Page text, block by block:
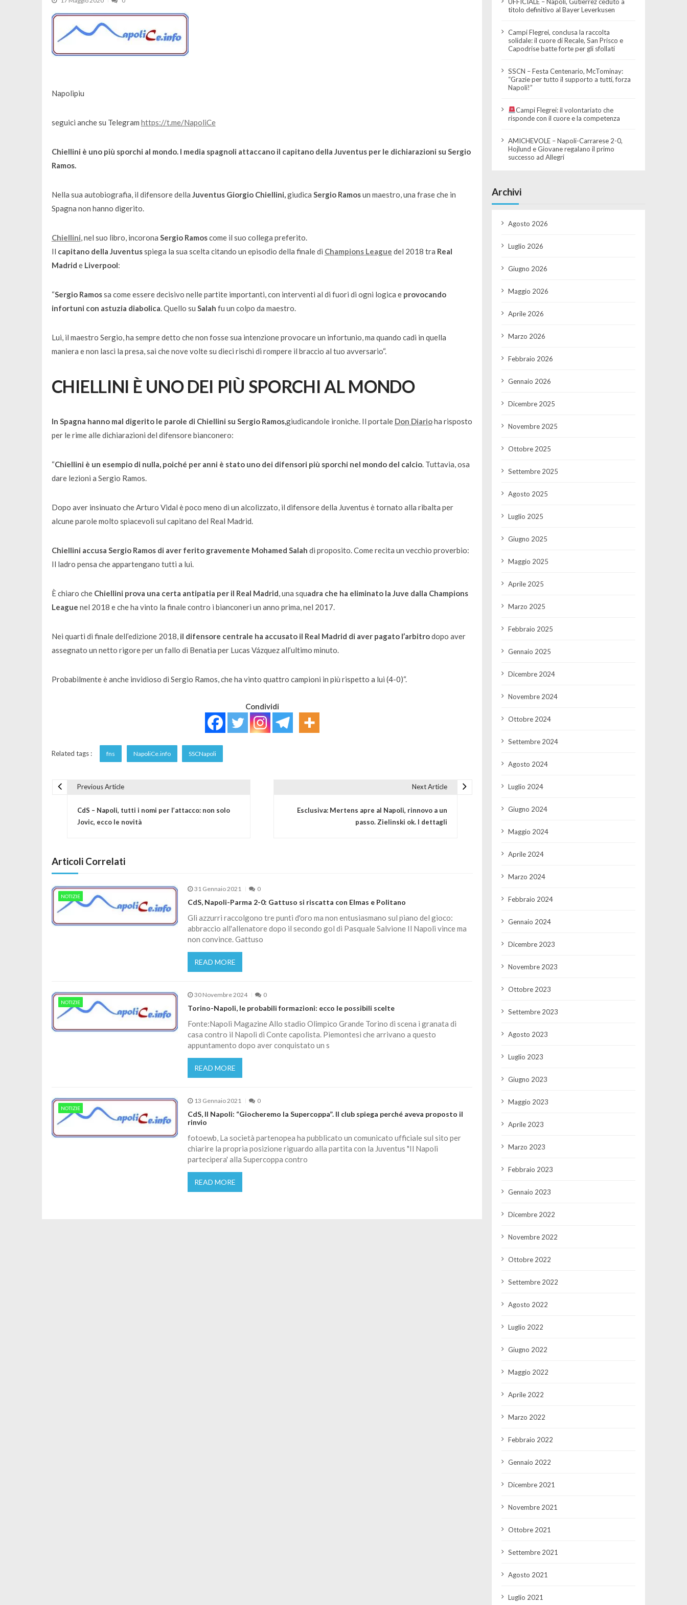
Napolipiu
seguici anche su Telegram https://t.me/NapoliCe
Chiellini è uno più sporchi al mondo. I media spagnoli attaccano il capitano della Juventus per le dichiarazioni su Sergio
Ramos.
Nella sua autobiografia, il difensore della Juventus Giorgio Chiellini,giudica Sergio Ramosun maestro, una frase che in
Spagna non hanno digerito.
Chiellini, nel suo libro, incorona Sergio Ramoscome il suo collega preferito.
Il capitano della Juventusspiega la sua scelta citando un episodio della finale di Champions League del 2018 tra Real
Madrid e Liverpool:
“Sergio Ramossa come essere decisivo nelle partite importanti, con interventi al di fuori di ogni logica eprovocando
infortuni con astuzia diabolica. Quello su Salah fu un colpo da maestro.
Lui, il maestro Sergio, ha sempre detto che non fosse sua intenzione provocare un infortunio, ma quando cadi in quella
maniera e non lasci la presa, sai che nove volte su dieci rischi di rompere il braccio al tuo avversario“.
CHIELLINI È UNO DEI PIÙ SPORCHI AL MONDO
In Spagna hanno mal digerito le parole di Chiellini su Sergio Ramos,giudicandole ironiche. Il portale Don Diarioha risposto
per le rime alle dichiarazioni del difensore bianconero:
“Chiellini è un esempio di nulla, poiché per anni è stato uno dei difensori più sporchi nel mondo del calcio. Tuttavia, osa
dare lezioni a Sergio Ramos.
Dopo aver insinuato che Arturo Vidal è poco meno di un alcolizzato, il difensore della Juventus è tornato alla ribalta per
alcune parole molto spiacevoli sul capitano del Real Madrid.
Chiellini accusa Sergio Ramos di aver ferito gravemente Mohamed Salah di proposito. Come recita un vecchio proverbio:
Il ladro pensa che appartengano tutti a lui.
È chiaro che Chiellini prova una certa antipatia per il Real Madrid, una squadra che ha eliminato la Juve dalla Champions
League nel 2018 e che ha vinto la finale contro i bianconeri un anno prima, nel 2017.
Nei quarti di finale dell’edizione 2018,il difensore centrale ha accusato il Real Madrid di aver pagato l’arbitrodopo aver
assegnato un netto rigore per un fallo di Benatia per Lucas Vázquez all’ultimo minuto.
Probabilmente è anche invidioso di Sergio Ramos, che ha vinto quattro campioni in più rispetto a lui (4-0)“.
Condividi
Related tags : fns NapoliCe.info SSCNapoli
Previous Article
CdS – Napoli, tutti i nomi per l’attacco: non solo
Jovic, ecco le novità
Next Article
Esclusiva: Mertens apre al Napoli, rinnovo a un
passo. Zielinski ok. I dettagli
Articoli Correlati
NOTIZIE
31 Gennaio 2021 0
CdS, Napoli-Parma 2-0: Gattuso si riscatta con Elmas e Politano
Gli azzurri raccolgono tre punti d'oro ma non entusiasmano sul piano del gioco:
abbraccio all'allenatore dopo il secondo gol di Pasquale Salvione Il Napoli vince ma
non convince. Gattuso
READ MORE
NOTIZIE
30 Novembre 2024 0
Torino-Napoli, le probabili formazioni: ecco le possibili scelte
Fonte:Napoli Magazine Allo stadio Olimpico Grande Torino di scena i granata di
casa contro il Napoli di Conte capolista. Piemontesi che arrivano a questo
appuntamento dopo aver conquistato un s
READ MORE
NOTIZIE
13 Gennaio 2021 0
CdS, Il Napoli: “Giocheremo la Supercoppa”. Il club spiega perché aveva proposto il
rinvio
fotoewb, La società partenopea ha pubblicato un comunicato ufficiale sul sito per
chiarire la propria posizione riguardo alla partita con la Juventus "Il Napoli
partecipera' alla Supercoppa contro
READ MORE
titolo definitivo al Bayer Leverkusen
Campi Flegrei, conclusa la raccolta
solidale: il cuore di Recale, San Prisco e
Capodrise batte forte per gli sfollati
SSCN – Festa Centenario, McTominay:
“Grazie per tutto il supporto a tutti, forza
Napoli!”
Campi Flegrei: il volontariato che
risponde con il cuore e la competenza
AMICHEVOLE – Napoli-Carrarese 2-0,
Hojlund e Giovane regalano il primo
successo ad Allegri
Archivi
Agosto 2026
Luglio 2026
Giugno 2026
Maggio 2026
Aprile 2026
Marzo 2026
Febbraio 2026
Gennaio 2026
Dicembre 2025
Novembre 2025
Ottobre 2025
Settembre 2025
Agosto 2025
Luglio 2025
Giugno 2025
Maggio 2025
Aprile 2025
Marzo 2025
Febbraio 2025
Gennaio 2025
Dicembre 2024
Novembre 2024
Ottobre 2024
Settembre 2024
Agosto 2024
Luglio 2024
Giugno 2024
Maggio 2024
Aprile 2024
Marzo 2024
Febbraio 2024
Gennaio 2024
Dicembre 2023
Novembre 2023
Ottobre 2023
Settembre 2023
Agosto 2023
Luglio 2023
Giugno 2023
Maggio 2023
Aprile 2023
Marzo 2023
Febbraio 2023
Gennaio 2023
Dicembre 2022
Novembre 2022
Ottobre 2022
Settembre 2022
Agosto 2022
Luglio 2022
Giugno 2022
Maggio 2022
Aprile 2022
Marzo 2022
Febbraio 2022
Gennaio 2022
Dicembre 2021
Novembre 2021
Ottobre 2021
Settembre 2021
Agosto 2021
Luglio 2021